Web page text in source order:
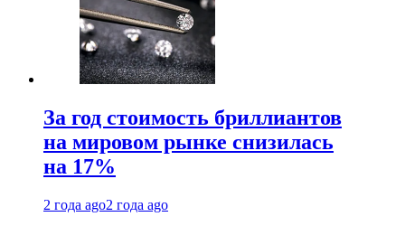
За год стоимость бриллиантов
на мировом рынке снизилась
на 17%
2 года ago2 года ago